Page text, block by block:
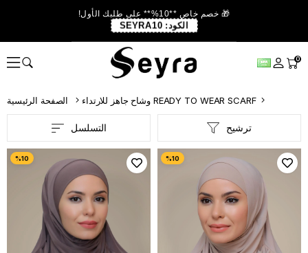
🎁 خصم خاص **10%** على طلبك الأول!
الكود: SEYRA10
0
وشاح جاهز للارتداء READY TO WEAR SCARF
ترشيح التسلسل